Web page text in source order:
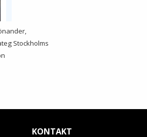
Stockholms
KONTAKT